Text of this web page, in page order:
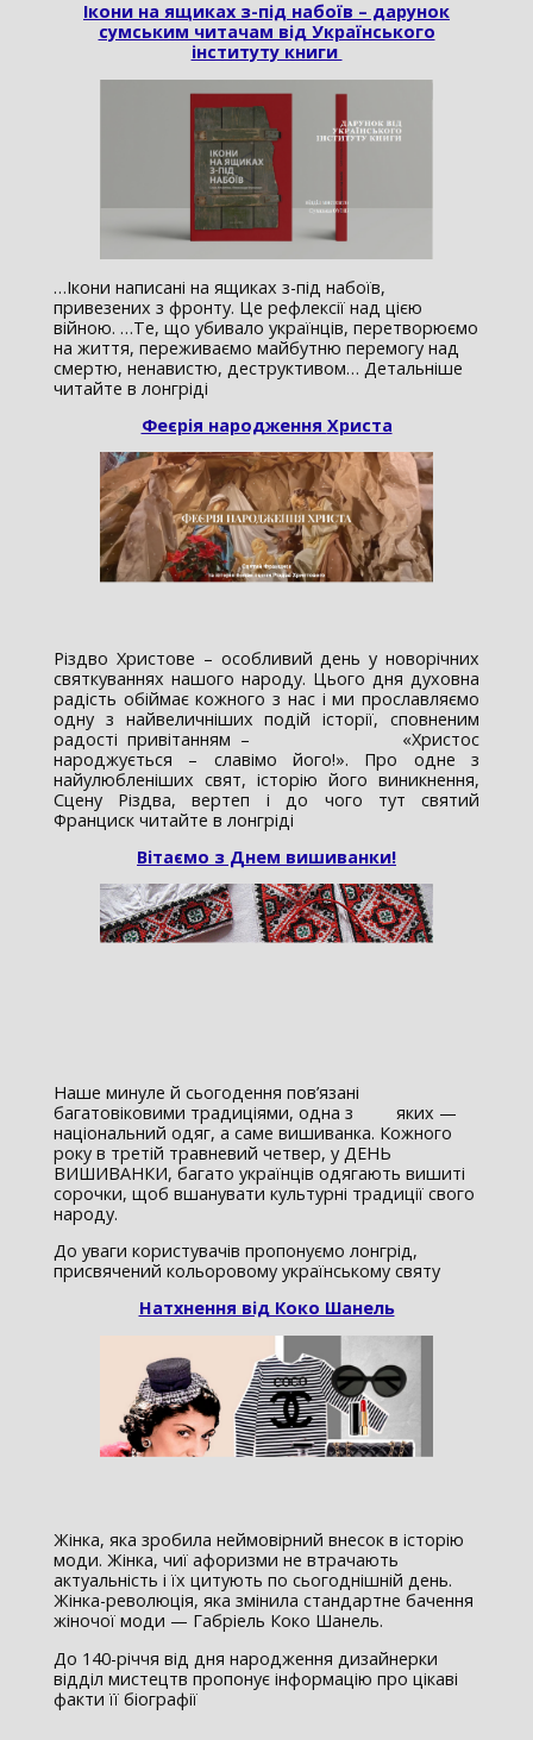
Ікони на ящиках з-під набоїв – дарунок
сумським читачам від Українського
інституту книги
…Ікони написані на ящиках з-під набоїв,
привезених з фронту. Це рефлексії над цією
війною. …Те, що убивало українців, перетворюємо
на життя, переживаємо майбутню перемогу над
смертю, ненавистю, деструктивом… Детальніше
читайте в лонгріді
Феєрія народження Христа
Різдво Христове – особливий день у новорічних
святкуваннях нашого народу. Цього дня духовна
радість обіймає кожного з нас і ми прославляємо
одну з найвеличніших подій історії, сповненим
радості привітанням – «Христос
народжується – славімо його!». Про одне з
найулюбленіших свят, історію його виникнення,
Сцену Різдва, вертеп і до чого тут святий
Франциск читайте в лонгріді
Вітаємо з Днем вишиванки!
Наше минуле й сьогодення пов’язані
багатовіковими традиціями, одна з яких —
національний одяг, а саме вишиванка. Кожного
року в третій травневий четвер, у ДЕНЬ
ВИШИВАНКИ, багато українців одягають вишиті
сорочки, щоб вшанувати культурні традиції свого
народу.
До уваги користувачів пропонуємо лонгрід,
присвячений кольоровому українському святу
Натхнення від Коко Шанель
Жінка, яка зробила неймовірний внесок в історію
моди. Жінка, чиї афоризми не втрачають
актуальність і їх цитують по сьогоднішній день.
Жінка-революція, яка змінила стандартне бачення
жіночої моди — Габріель Коко Шанель.
До 140-річчя від дня народження дизайнерки
відділ мистецтв пропонує інформацію про цікаві
факти її біографії